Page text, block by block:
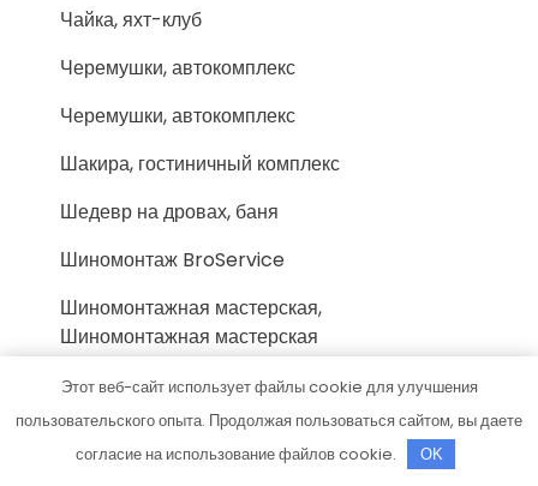
Чайка, яхт-клуб
Черемушки, автокомплекс
Черемушки, автокомплекс
Шакира, гостиничный комплекс
Шедевр на дровах, баня
Шиномонтаж BroService
Шиномонтажная мастерская,
Шиномонтажная мастерская
Эверест, VIP-сауна
Эдельвейс, парк-отель на берегу реки
Этот веб-сайт использует файлы cookie для улучшения
пользовательского опыта. Продолжая пользоваться сайтом, вы даете
согласие на использование файлов cookie.
OK